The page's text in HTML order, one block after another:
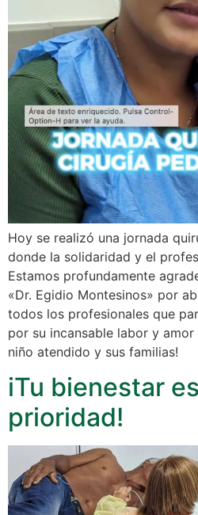
Hoy se realizó una jornada
donde la solidaridad y el
Estamos profundamente
«Dr. Egidio Montesinos» por
todos los profesionales que
por su incansable labor y
niño atendido y sus familias!
iTu bienestar
prioridad!